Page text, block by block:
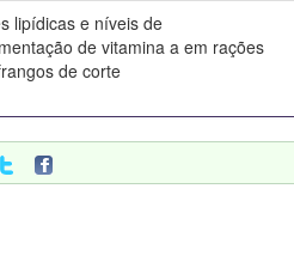
lipídicas e níveis de
de vitamina a em rações
de corte